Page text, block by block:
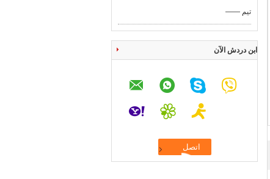
—— تيم
ابن دردش الآن